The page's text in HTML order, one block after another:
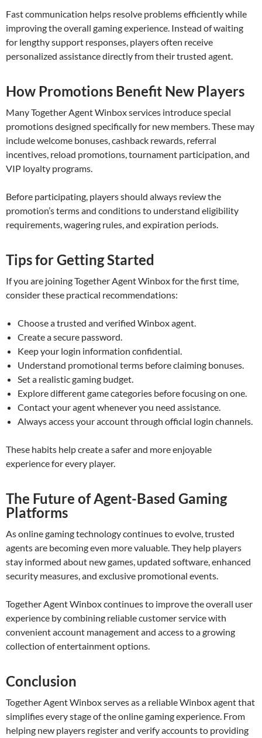
Fast communication helps resolve problems efficiently while
improving the overall gaming experience. Instead of waiting
for lengthy support responses, players often receive
personalized assistance directly from their trusted agent.
How Promotions Benefit New Players
Many Together Agent Winbox services introduce special
promotions designed specifically for new members. These may
include welcome bonuses, cashback rewards, referral
incentives, reload promotions, tournament participation, and
VIP loyalty programs.
Before participating, players should always review the
promotion’s terms and conditions to understand eligibility
requirements, wagering rules, and expiration periods.
Tips for Getting Started
If you are joining Together Agent Winbox for the first time,
consider these practical recommendations:
Choose a trusted and verified Winbox agent.
Create a secure password.
Keep your login information confidential.
Understand promotional terms before claiming bonuses.
Set a realistic gaming budget.
Explore different game categories before focusing on one.
Contact your agent whenever you need assistance.
Always access your account through official login channels.
These habits help create a safer and more enjoyable
experience for every player.
The Future of Agent-Based Gaming
Platforms
As online gaming technology continues to evolve, trusted
agents are becoming even more valuable. They help players
stay informed about new games, updated software, enhanced
security measures, and exclusive promotional events.
Together Agent Winbox continues to improve the overall user
experience by combining reliable customer service with
convenient account management and access to a growing
collection of entertainment options.
Conclusion
Together Agent Winbox serves as a reliable Winbox agent that
simplifies every stage of the online gaming experience. From
helping new players register and verify accounts to providing